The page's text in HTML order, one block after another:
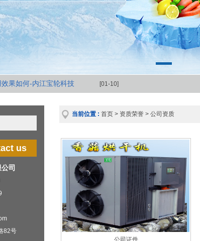
果如何-内江宝轮科技 [01-10]
us
司
82号
当前位置 : 首页 > 资质荣誉 > 公司资质
公司证件